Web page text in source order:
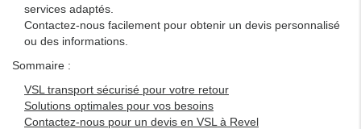
services adaptés.
Contactez-nous facilement pour obtenir un devis personnalisé
ou des informations.
Sommaire :
VSL transport sécurisé pour votre retour
Solutions optimales pour vos besoins
Contactez-nous pour un devis en VSL à Revel